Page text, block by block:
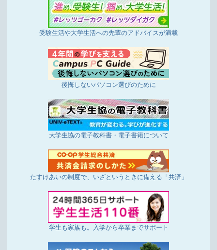
受験生活や大学生活への先輩のアドバイスが満載
後悔しないパソコン選びのために
大学生協の電子教科書・電子書籍について
たすけあいの制度で、いざというときに備える「共済」
学生も家族も。入学から卒業までサポート